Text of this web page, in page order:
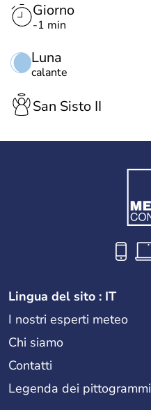
Giorno
-1 min
Luna
calante
San Sisto II
Lingua del sito : IT
I nostri esperti meteo
Chi siamo
Contatti
Legenda dei pittogrammi